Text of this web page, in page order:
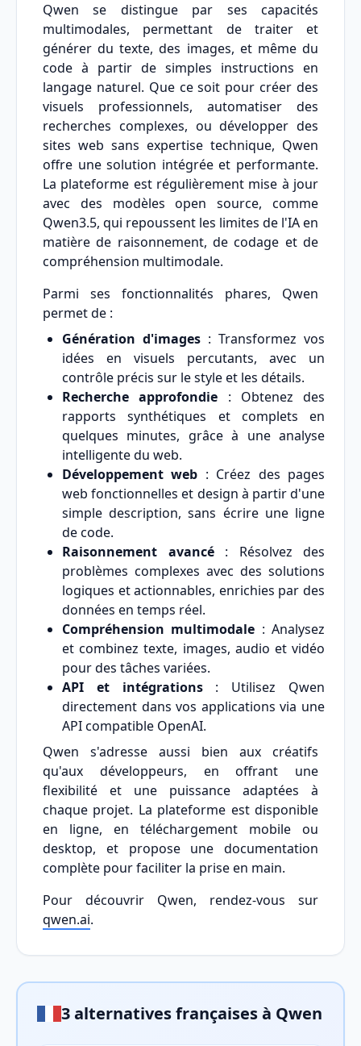
Qwen se distingue par ses capacités
multimodales, permettant de traiter et
générer du texte, des images, et même du
code à partir de simples instructions en
langage naturel. Que ce soit pour créer des
visuels professionnels, automatiser des
recherches complexes, ou développer des
sites web sans expertise technique, Qwen
offre une solution intégrée et performante.
La plateforme est régulièrement mise à jour
avec des modèles open source, comme
Qwen3.5, qui repoussent les limites de l'IA en
matière de raisonnement, de codage et de
compréhension multimodale.
Parmi ses fonctionnalités phares, Qwen
permet de :
Génération d'images : Transformez vos
idées en visuels percutants, avec un
contrôle précis sur le style et les détails.
Recherche approfondie : Obtenez des
rapports synthétiques et complets en
quelques minutes, grâce à une analyse
intelligente du web.
Développement web : Créez des pages
web fonctionnelles et design à partir d'une
simple description, sans écrire une ligne
de code.
Raisonnement avancé: Résolvez des
problèmes complexes avec des solutions
logiques et actionnables, enrichies par des
données en temps réel.
Compréhension multimodale : Analysez
et combinez texte, images, audio et vidéo
pour des tâches variées.
API et intégrations: Utilisez Qwen
directement dans vos applications via une
API compatible OpenAI.
Qwen s'adresse aussi bien aux créatifs
qu'aux développeurs, en offrant une
flexibilité et une puissance adaptées à
chaque projet. La plateforme est disponible
en ligne, en téléchargement mobile ou
desktop, et propose une documentation
complète pour faciliter la prise en main.
Pour découvrir Qwen, rendez-vous sur
qwen.ai.
3 alternatives françaises à Qwen